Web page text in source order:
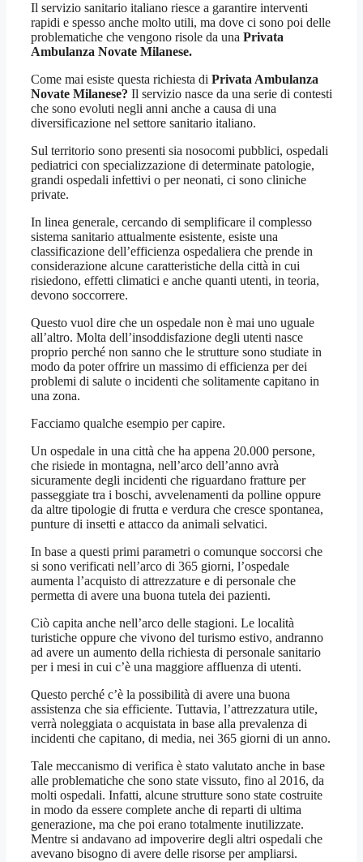
Il servizio sanitario italiano riesce a garantire interventi
rapidi e spesso anche molto utili, ma dove ci sono poi delle
problematiche che vengono risole da una Privata
Ambulanza Novate Milanese.
Come mai esiste questa richiesta di Privata Ambulanza
Novate Milanese? Il servizio nasce da una serie di contesti
che sono evoluti negli anni anche a causa di una
diversificazione nel settore sanitario italiano.
Sul territorio sono presenti sia nosocomi pubblici, ospedali
pediatrici con specializzazione di determinate patologie,
grandi ospedali infettivi o per neonati, ci sono cliniche
private.
In linea generale, cercando di semplificare il complesso
sistema sanitario attualmente esistente, esiste una
classificazione dell’efficienza ospedaliera che prende in
considerazione alcune caratteristiche della città in cui
risiedono, effetti climatici e anche quanti utenti, in teoria,
devono soccorrere.
Questo vuol dire che un ospedale non è mai uno uguale
all’altro. Molta dell’insoddisfazione degli utenti nasce
proprio perché non sanno che le strutture sono studiate in
modo da poter offrire un massimo di efficienza per dei
problemi di salute o incidenti che solitamente capitano in
una zona.
Facciamo qualche esempio per capire.
Un ospedale in una città che ha appena 20.000 persone,
che risiede in montagna, nell’arco dell’anno avrà
sicuramente degli incidenti che riguardano fratture per
passeggiate tra i boschi, avvelenamenti da polline oppure
da altre tipologie di frutta e verdura che cresce spontanea,
punture di insetti e attacco da animali selvatici.
In base a questi primi parametri o comunque soccorsi che
si sono verificati nell’arco di 365 giorni, l’ospedale
aumenta l’acquisto di attrezzature e di personale che
permetta di avere una buona tutela dei pazienti.
Ciò capita anche nell’arco delle stagioni. Le località
turistiche oppure che vivono del turismo estivo, andranno
ad avere un aumento della richiesta di personale sanitario
per i mesi in cui c’è una maggiore affluenza di utenti.
Questo perché c’è la possibilità di avere una buona
assistenza che sia efficiente. Tuttavia, l’attrezzatura utile,
verrà noleggiata o acquistata in base alla prevalenza di
incidenti che capitano, di media, nei 365 giorni di un anno.
Tale meccanismo di verifica è stato valutato anche in base
alle problematiche che sono state vissuto, fino al 2016, da
molti ospedali. Infatti, alcune strutture sono state costruite
in modo da essere complete anche di reparti di ultima
generazione, ma che poi erano totalmente inutilizzate.
Mentre si andavano ad impoverire degli altri ospedali che
avevano bisogno di avere delle risorse per ampliarsi.